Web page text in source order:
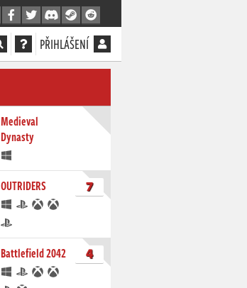
PŘIHLÁŠENÍ
Medieval
Dynasty
OUTRIDERS 7
Battlefield 2042 4